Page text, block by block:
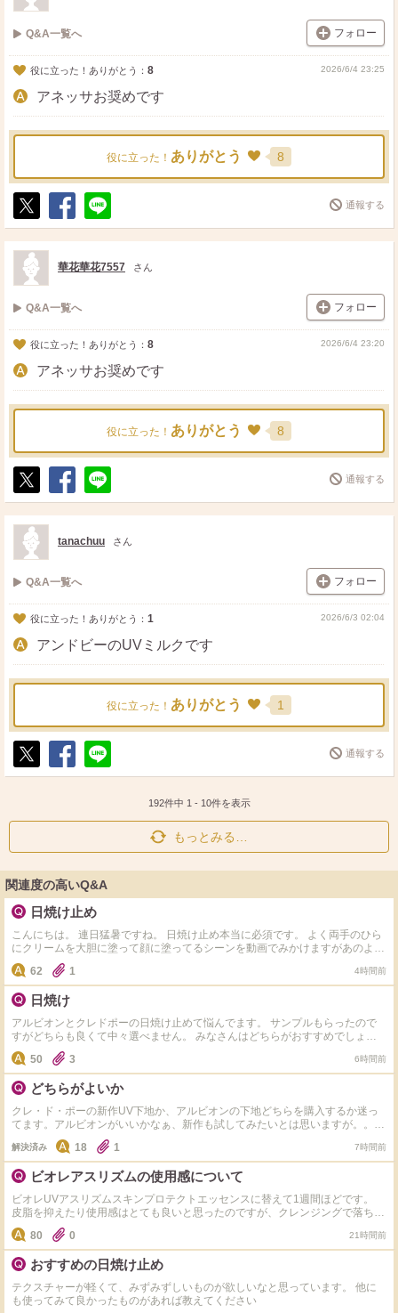
Q&A一覧へ フォロー
役に立った！ありがとう： 8 2026/6/4 23:25
アネッサお奨めです
役に立った！ ありがとう 8
ポ
ス
ト
シ
ェ
送
る
通報する
華花華花7557 さん
Q&A一覧へ フォロー
役に立った！ありがとう： 8 2026/6/4 23:20
アネッサお奨めです
役に立った！ ありがとう 8
ポ
ス
ト
シ
ェ
送
る
通報する
tanachuu さん
Q&A一覧へ フォロー
役に立った！ありがとう： 1 2026/6/3 02:04
アンドビーのUVミルクです
役に立った！ ありがとう 1
ポ
シ
送
通報する
192件中 1 - 10件を表示
もっとみる…
関連度の高いQ&A
日焼け止め
こんにちは。 連日猛暑ですね。 日焼け止め本当に必須です。 よく両手のひら
にクリームを大胆に塗って顔に塗ってるシーンを動画でみかけますがあのよう
にされてますか？ あのやり方だと毛穴落ちしそう。 ワタシは２本指で丁寧に
ゆっくりつけてます。 40・50代のかたはどなたの美容you tubeみてますか？
（長井さん、小田切さん、嶋田さん以外でお願いします。）
62 1 4時間前
日焼け
アルビオンとクレドポーの日焼け止めて悩んでます。 サンプルもらったので
すがどちらも良くて中々選べません。 みなさんはどちらがおすすめでしょう
か？
50 3 6時間前
どちらがよいか
クレ・ド・ポーの新作UV下地か、アルビオンの下地どちらを購入するか迷っ
てます。アルビオンがいいかなぁ、新作も試してみたいとは思いますが。。ア
ルビオン、クレド、画像の下地も使ったことがある方、いらっしゃいますか
（新作はまだ発売前ですが）クレ・ド・ポーの白くて四角い容器の下地はリピ
するほど愛用してました。
解決済み 18 1 7時間前
ビオレアスリズムの使用感について
ビオレUVアスリズムスキンプロテクトエッセンスに替えて1週間ほどです。
皮脂を抑えたり使用感はとても良いと思ったのですが、クレンジングで落ちて
いないのか不安で教えていただきたいです。 クレンジングはパーフェクトワ
ンフォーカスのディープブラックを使用してしっかりと乳化までしています。
しかし、水で流しても指先がつっかかる感覚で抵抗を感じます。 さらに、風
呂上がりに鏡でよく見ると毛穴？が白くポツポツしているのが見えこれまでは
無かったと思います。 また、皮脂吸着効果が高いせいかまぶたや目のすぐ下
が乾燥してしまっています。 この場合、良いと思う点があっても使用を中止
したほうがよろしいでしょうか？
80 0 21時間前
おすすめの日焼け止め
テクスチャーが軽くて、みずみずしいものが欲しいなと思っています。 他に
も使ってみて良かったものがあれば教えてください